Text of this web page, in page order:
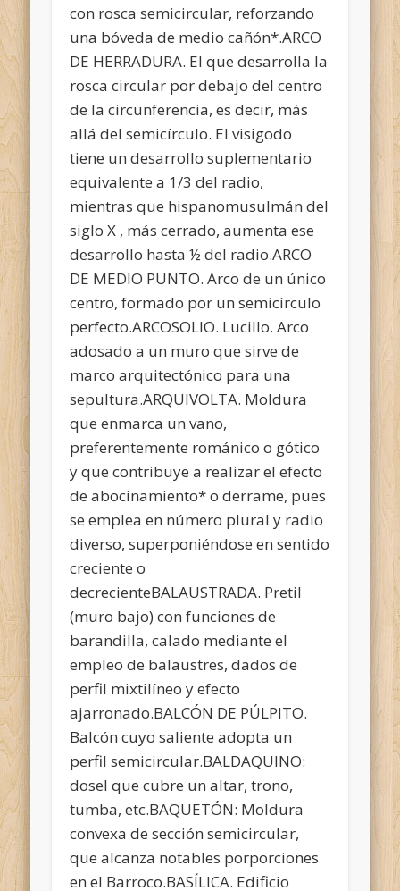
con rosca semicircular, reforzando
una bóveda de medio cañón*.ARCO
DE HERRADURA. El que desarrolla la
rosca circular por debajo del centro
de la circunferencia, es decir, más
allá del semicírculo. El visigodo
tiene un desarrollo suplementario
equivalente a 1/3 del radio,
mientras que hispanomusulmán del
siglo X , más cerrado, aumenta ese
desarrollo hasta ½ del radio.ARCO
DE MEDIO PUNTO. Arco de un único
centro, formado por un semicírculo
perfecto.ARCOSOLIO. Lucillo. Arco
adosado a un muro que sirve de
marco arquitectónico para una
sepultura.ARQUIVOLTA. Moldura
que enmarca un vano,
preferentemente románico o gótico
y que contribuye a realizar el efecto
de abocinamiento* o derrame, pues
se emplea en número plural y radio
diverso, superponiéndose en sentido
creciente o
decrecienteBALAUSTRADA. Pretil
(muro bajo) con funciones de
barandilla, calado mediante el
empleo de balaustres, dados de
perfil mixtilíneo y efecto
ajarronado.BALCÓN DE PÚLPITO.
Balcón cuyo saliente adopta un
perfil semicircular.BALDAQUINO:
dosel que cubre un altar, trono,
tumba, etc.BAQUETÓN: Moldura
convexa de sección semicircular,
que alcanza notables porporciones
en el Barroco.BASÍLICA. Edificio